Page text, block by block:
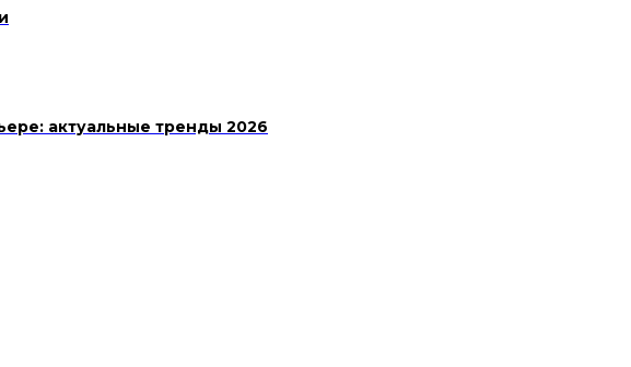
актуальные тренды 2026